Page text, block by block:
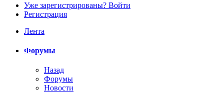
Уже зарегистрированы? Войти
Регистрация
Лента
Форумы
Назад
Форумы
Новости